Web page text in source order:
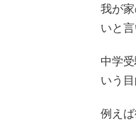
我が
いと
中学
いう
例え